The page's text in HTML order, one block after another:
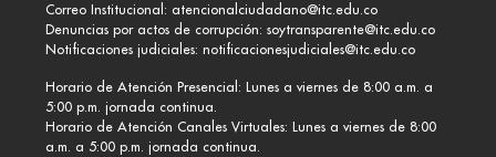
Correo Institucional: atencionalciudadano@itc.edu.co
Denuncias por actos de corrupción: soytransparente@itc.edu.co
Notificaciones judiciales: notificacionesjudiciales@itc.edu.co
Horario de Atención Presencial: Lunes a viernes de 8:00 a.m. a
5:00 p.m. jornada continua.
Horario de Atención Canales Virtuales: Lunes a viernes de 8:00
a.m. a 5:00 p.m. jornada continua.